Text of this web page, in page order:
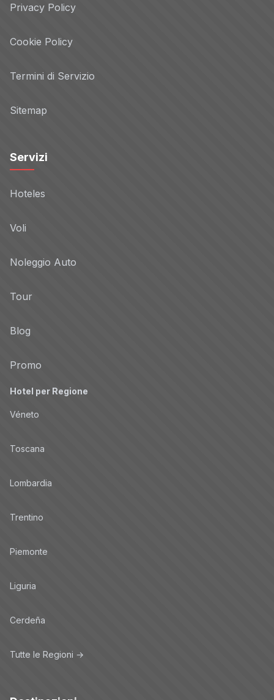
Privacy Policy
Cookie Policy
Termini di Servizio
Sitemap
Servizi
Hoteles
Voli
Noleggio Auto
Tour
Blog
Promo
Hotel per Regione
Véneto
Toscana
Lombardia
Trentino
Piemonte
Liguria
Cerdeña
Tutte le Regioni →